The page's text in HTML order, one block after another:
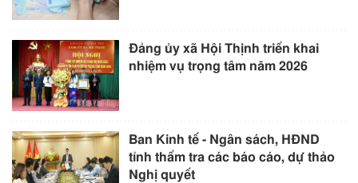
Đảng ủy xã Hội Thịnh triển khai
nhiệm vụ trọng tâm năm 2026
Ban Kinh tế - Ngân sách, HĐND
tỉnh thẩm tra các báo cáo, dự thảo
Nghị quyết